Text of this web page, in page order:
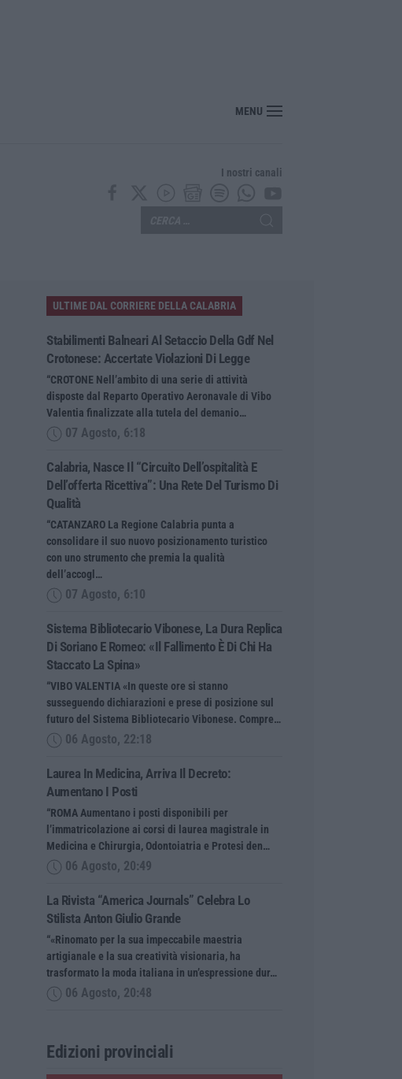
MENU
I nostri canali
ULTIME DAL CORRIERE DELLA CALABRIA
Stabilimenti Balneari Al Setaccio Della Gdf Nel
Crotonese: Accertate Violazioni Di Legge
“CROTONE Nell’ambito di una serie di attività
disposte dal Reparto Operativo Aeronavale di Vibo
Valentia finalizzate alla tutela del demanio…
07 Agosto, 6:18
Calabria, Nasce Il “Circuito Dell’ospitalità E
Dell’offerta Ricettiva”: Una Rete Del Turismo Di
Qualità
“CATANZARO La Regione Calabria punta a
consolidare il suo nuovo posizionamento turistico
con uno strumento che premia la qualità
dell’accogl…
07 Agosto, 6:10
Sistema Bibliotecario Vibonese, La Dura Replica
Di Soriano E Romeo: «Il Fallimento È Di Chi Ha
Staccato La Spina»
“VIBO VALENTIA «In queste ore si stanno
susseguendo dichiarazioni e prese di posizione sul
futuro del Sistema Bibliotecario Vibonese. Compre…
06 Agosto, 22:18
Laurea In Medicina, Arriva Il Decreto:
Aumentano I Posti
“ROMA Aumentano i posti disponibili per
l’immatricolazione ai corsi di laurea magistrale in
Medicina e Chirurgia, Odontoiatria e Protesi den…
06 Agosto, 20:49
La Rivista “America Journals” Celebra Lo
Stilista Anton Giulio Grande
“«Rinomato per la sua impeccabile maestria
artigianale e la sua creatività visionaria, ha
trasformato la moda italiana in un’espressione dur…
06 Agosto, 20:48
Edizioni provinciali